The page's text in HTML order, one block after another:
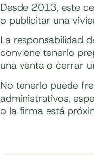
Desde 2013, este
o publicitar una
La responsabilidad
conviene tenerlo
una venta o cerrar
No tenerlo puede
administrativos,
o la firma está